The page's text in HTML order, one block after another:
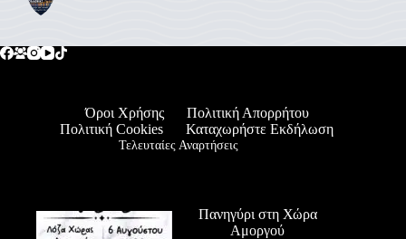
Όροι Χρήσης
Πολιτική Απορρήτου
Πολιτική Cookies
Καταχωρήστε Εκδήλωση
Τελευταίες Αναρτήσεις
Πανηγύρι στη Χώρα
Αμοργού